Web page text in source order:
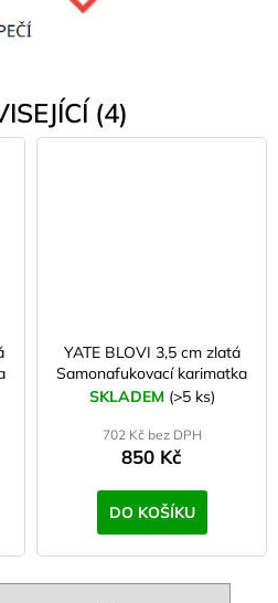
(4)
YATE BLOVI 3,5 cm zlatá
Samonafukovací karimatka
SKLADEM (>5 ks)
702 Kč bez DPH
850 Kč
DO KOŠÍKU